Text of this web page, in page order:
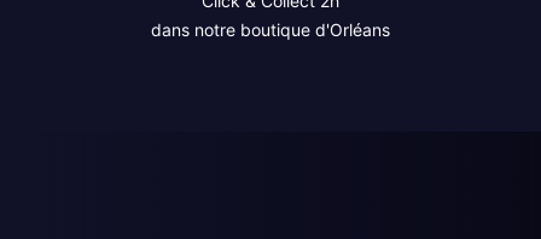
dans notre boutique d'Orléans